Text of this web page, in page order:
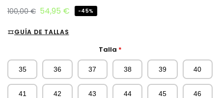
100,00€ 54,95 € -45%
GUÍA DE TALLAS
Talla *
35 36 37 38 39 40
41 42 43 44 45 46